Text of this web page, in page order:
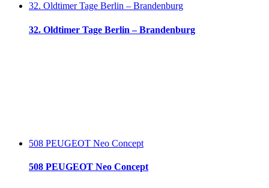
32. Oldtimer Tage Berlin – Brandenburg
32. Oldtimer Tage Berlin – Brandenburg
508 PEUGEOT Neo Concept
508 PEUGEOT Neo Concept